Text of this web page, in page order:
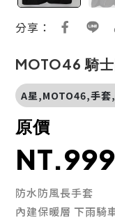
分享：
MOTO46 騎
A星,MOTO46,手
原價
NT.999
防水防風長手套
內建保暖層 下雨騎